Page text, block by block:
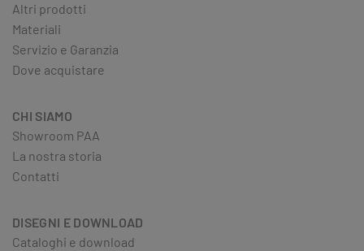
Altri prodotti
Materiali
Servizio e Garanzia
Dove acquistare
CHI SIAMO
Showroom PAA
La nostra storia
Contatti
DISEGNI E DOWNLOAD
Cataloghi e download